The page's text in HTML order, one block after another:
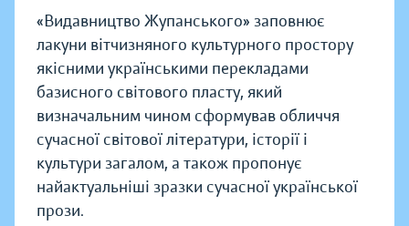
«Видавництво Жупанського» заповнює
лакуни вітчизняного культурного простору
якісними українськими перекладами
базисного світового пласту, який
визначальним чином сформував обличчя
сучасної світової літератури, історії і
культури загалом, а також пропонує
найактуальніші зразки сучасної української
прози.